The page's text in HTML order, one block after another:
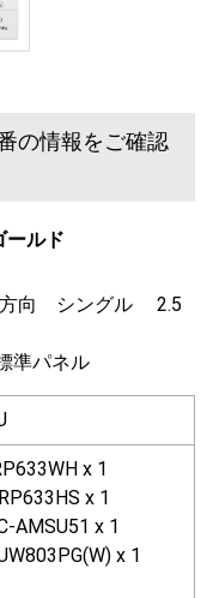
の情報をご確認
ルド
方向 シングル 2.5
準パネル
x 1
x 1
AMSU51 x 1
x 1